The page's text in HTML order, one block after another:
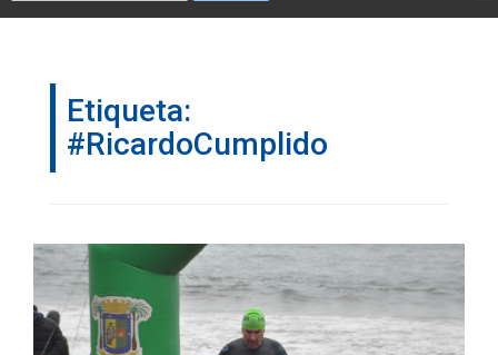
Etiqueta:
#RicardoCumplido